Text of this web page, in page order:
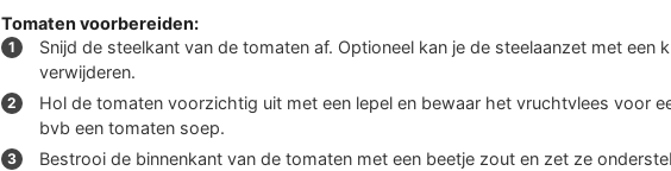
Tomaten voorbereiden:
Snijd de steelkant van de tomaten af. Optioneel kan je de steelaanzet met een
verwijderen.
Hol de tomaten voorzichtig uit met een lepel en bewaar het vruchtvlees voor
bvb een tomaten soep.
Bestrooi de binnenkant van de tomaten met een beetje zout en zet ze